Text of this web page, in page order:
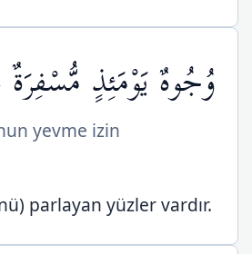
وُجُوهٌ يَوْمَئِذٍ مُّسْفِرَةٌ
yevme izin
parlayan yüzler vardır.